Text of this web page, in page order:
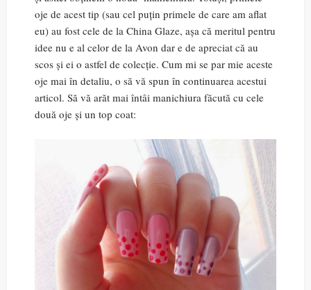
oje de acest tip (sau cel puțin primele de care am aflat
eu) au fost cele de la China Glaze, așa că meritul pentru
idee nu e al celor de la Avon dar e de apreciat că au
scos și ei o astfel de colecție. Cum mi se par mie aceste
oje mai în detaliu, o să vă spun în continuarea acestui
articol. Să vă arăt mai întâi manichiura făcută cu cele
două oje și un top coat: